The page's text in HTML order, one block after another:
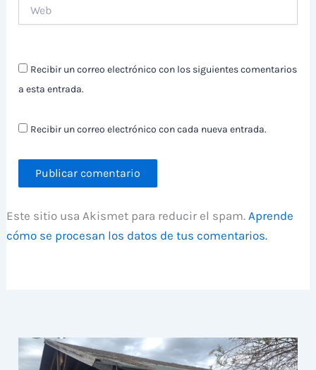
Recibir un correo electrónico con los siguientes comentarios
a esta entrada.
Recibir un correo electrónico con cada nueva entrada.
Este sitio usa Akismet para reducir el spam. Aprende
cómo se procesan los datos de tus comentarios.